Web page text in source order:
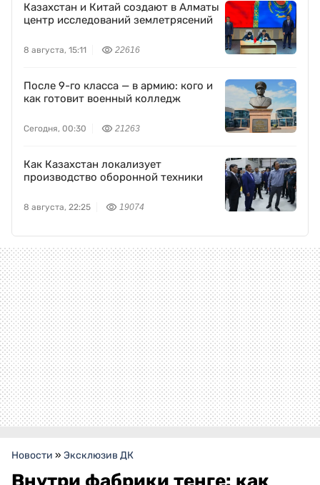
Казахстан и Китай создают в Алматы
центр исследований землетрясений
8 августа, 15:11 22616
После 9-го класса — в армию: кого и
как готовит военный колледж
Сегодня, 00:30 21263
Как Казахстан локализует
производство оборонной техники
8 августа, 22:25 19074
Новости » Эксклюзив ДК